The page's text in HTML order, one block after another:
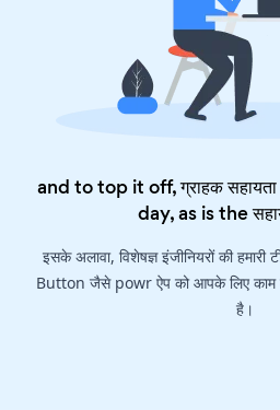
and to top it off, ग्राहक
day, as is the
इसके अलावा, विशेषज्ञ इंजीनियरों की
Button जैसे powr ऐप को आपके लिए काम
है।